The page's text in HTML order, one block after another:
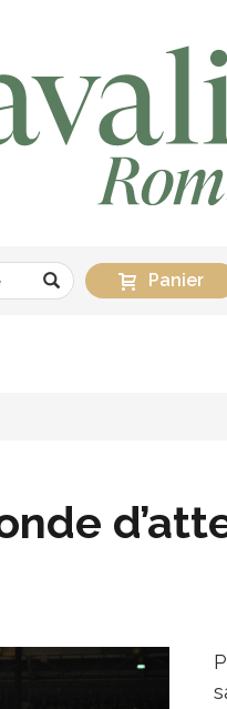
Panier